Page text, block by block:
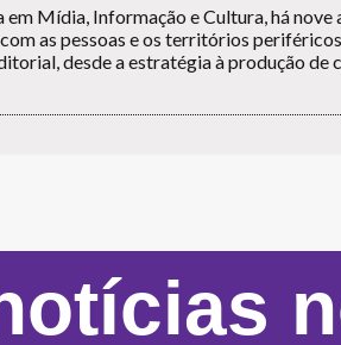
em Mídia, Informação e Cultura, há
as pessoas e os territórios
desde a estratégia à produção de